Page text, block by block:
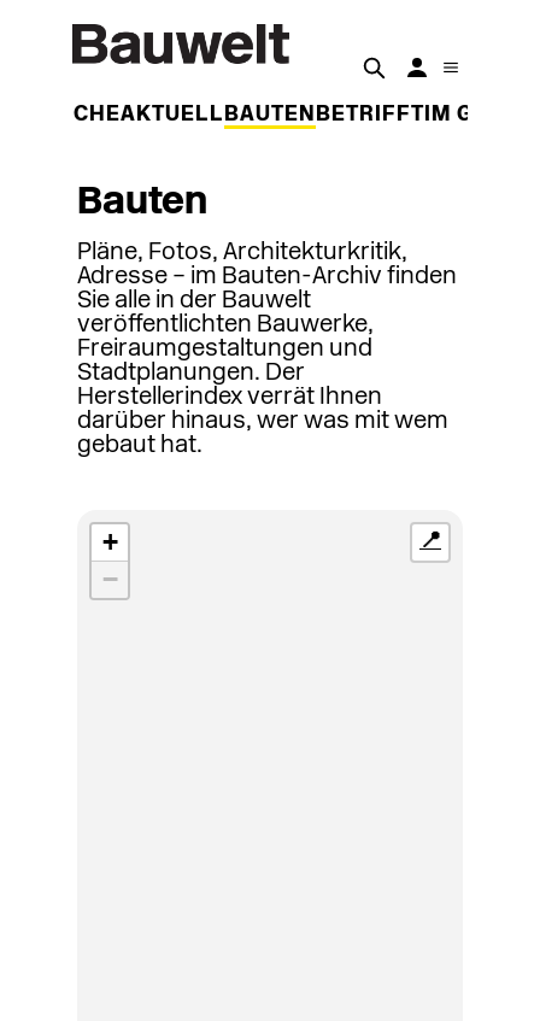
WOCHEAKTUELL BAUTEN BETRIFFT IM
Bauten
Pläne, Fotos, Architekturkritik,
Adresse – im Bauten-Archiv finden
Sie alle in der Bauwelt
veröffentlichten Bauwerke,
Freiraumgestaltungen und
Stadtplanungen. Der
Herstellerindex verrät Ihnen
darüber hinaus, wer was mit wem
gebaut hat.
+
−
📍